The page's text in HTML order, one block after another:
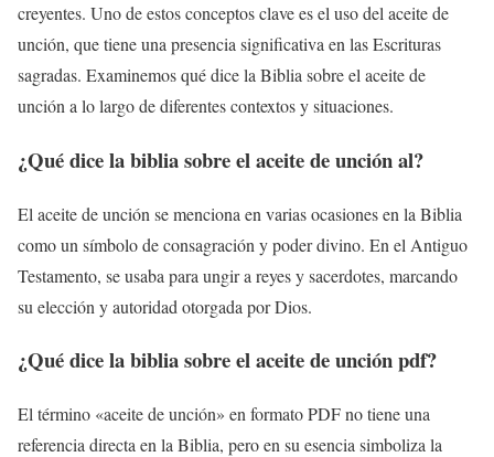
creyentes. Uno de estos conceptos clave es el uso del aceite de
unción, que tiene una presencia significativa en las Escrituras
sagradas. Examinemos qué dice la Biblia sobre el aceite de
unción a lo largo de diferentes contextos y situaciones.
¿Qué dice la biblia sobre el aceite de unción al?
El aceite de unción se menciona en varias ocasiones en la Biblia
como un símbolo de consagración y poder divino. En el Antiguo
Testamento, se usaba para ungir a reyes y sacerdotes, marcando
su elección y autoridad otorgada por Dios.
¿Qué dice la biblia sobre el aceite de unción pdf?
El término «aceite de unción» en formato PDF no tiene una
referencia directa en la Biblia, pero en su esencia simboliza la